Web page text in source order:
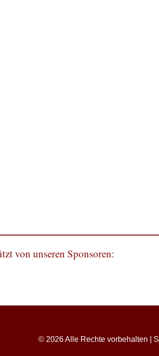
von unseren Sponsoren:
© 2026 Alle Rechte vorbehalten |